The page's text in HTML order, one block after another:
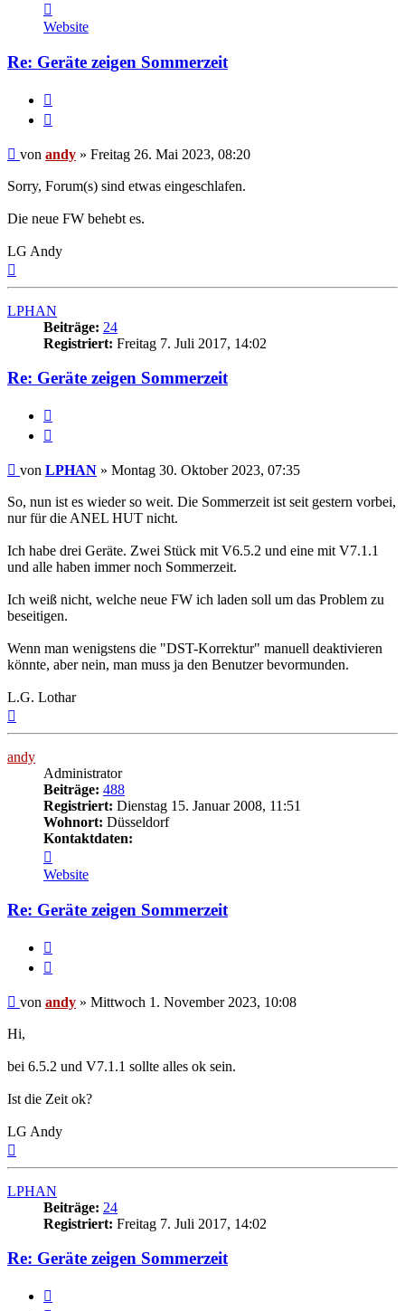
von
andy
Website
Re: Geräte zeigen Sommerzeit
Beitrag
von andy » Freitag 26. Mai 2023, 08:20
Sorry, Forum(s) sind etwas eingeschlafen.
Die neue FW behebt es.
LG Andy
LPHAN
Beiträge: 24
Registriert: Freitag 7. Juli 2017, 14:02
Re: Geräte zeigen Sommerzeit
Beitrag
von LPHAN » Montag 30. Oktober 2023, 07:35
So, nun ist es wieder so weit. Die Sommerzeit ist seit gestern vorbei,
nur für die ANEL HUT nicht.
Ich habe drei Geräte. Zwei Stück mit V6.5.2 und eine mit V7.1.1
und alle haben immer noch Sommerzeit.
Ich weiß nicht, welche neue FW ich laden soll um das Problem zu
beseitigen.
Wenn man wenigstens die "DST-Korrektur" manuell deaktivieren
könnte, aber nein, man muss ja den Benutzer bevormunden.
L.G. Lothar
andy
Administrator
Beiträge: 488
Registriert: Dienstag 15. Januar 2008, 11:51
Wohnort: Düsseldorf
Kontaktdaten:
von
andy
Website
Re: Geräte zeigen Sommerzeit
Beitrag
von andy » Mittwoch 1. November 2023, 10:08
Hi,
bei 6.5.2 und V7.1.1 sollte alles ok sein.
Ist die Zeit ok?
LG Andy
LPHAN
Beiträge: 24
Registriert: Freitag 7. Juli 2017, 14:02
Re: Geräte zeigen Sommerzeit